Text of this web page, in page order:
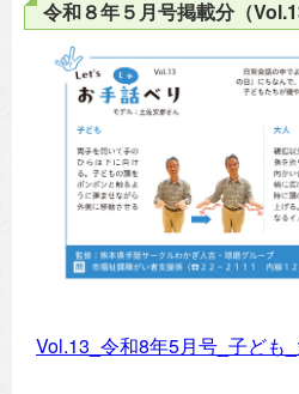
令和８年５月号掲載分（
Vol.13_令和8年5月号_子ども